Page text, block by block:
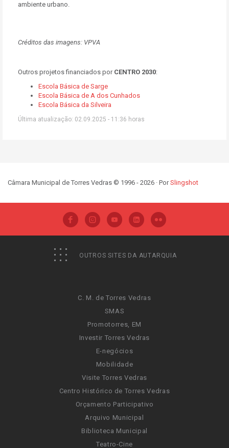
ambiente urbano.
Créditos das imagens: VPVA
Outros projetos financiados por CENTRO 2030:
Escola Básica de Sarge
Escola Básica de A dos Cunhados
Escola Básica da Silveira
Última atualização: 02.09.2025 - 11:36 horas
Câmara Municipal de Torres Vedras © 1996 - 2026 · PorSlingshot
OUTROS SITES DA AUTARQUIA
C. M. de Torres Vedras
SMAS
Promotorres, EM
Investir Torres Vedras
E-negócios
Mobilidade
Visite Torres Vedras
Centro Histórico de Torres Vedras
Orçamento Participativo
Arquivo Municipal
Biblioteca Municipal
Teatro-Cine